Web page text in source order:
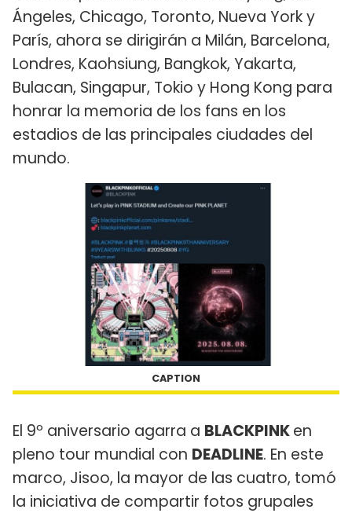
Ángeles, Chicago, Toronto, Nueva York y
París, ahora se dirigirán a Milán, Barcelona,
Londres, Kaohsiung, Bangkok, Yakarta,
Bulacan, Singapur, Tokio y Hong Kong para
honrar la memoria de los fans en los
estadios de las principales ciudades del
mundo.
CAPTION
El 9º aniversario agarra a BLACKPINKen
pleno tour mundial con DEADLINE. En este
marco, Jisoo, la mayor de las cuatro, tomó
la iniciativa de compartir fotos grupales